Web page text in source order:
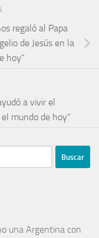
regaló al Papa
de Jesús en la
hoy”
a vivir el
mundo de hoy”
una Argentina con